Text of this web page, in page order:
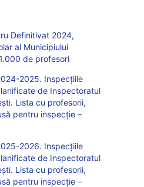
Definitivat 2024,
al Municipiului
de profesori
2025. Inspecțiile
de Inspectoratul
Lista cu profesorii,
pentru inspecție –
2026. Inspecțiile
de Inspectoratul
Lista cu profesorii,
pentru inspecție –